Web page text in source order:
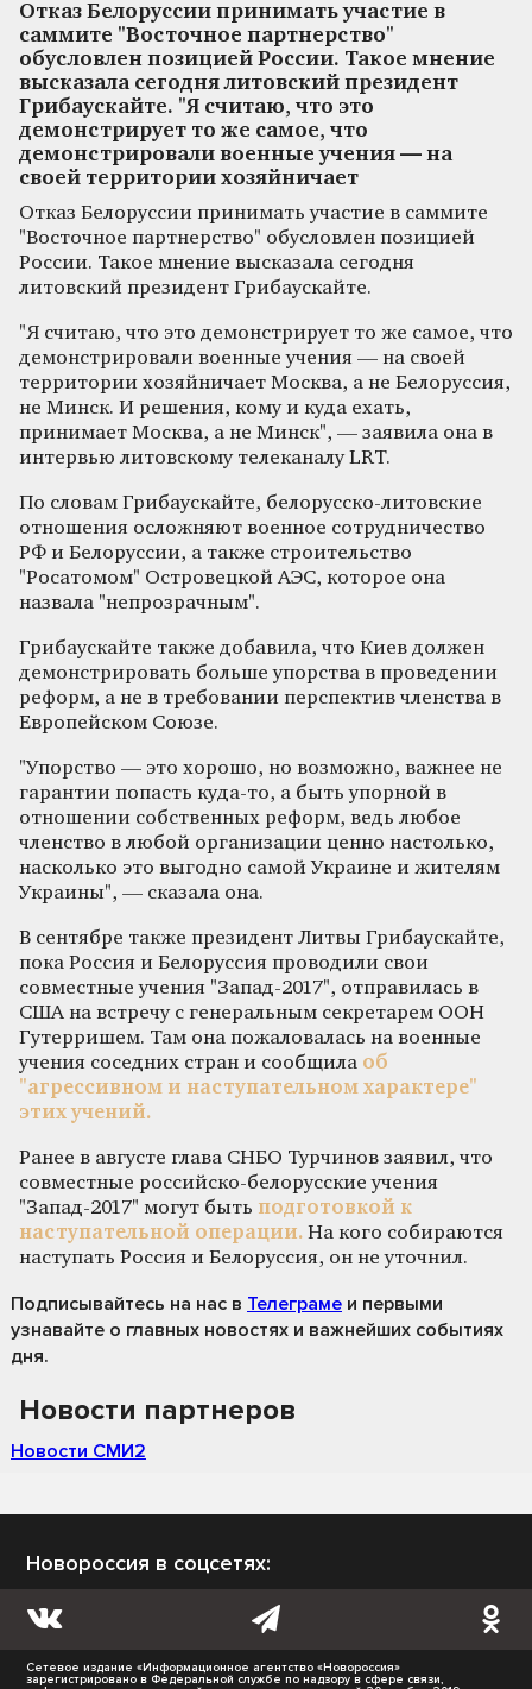
Отказ Белоруссии принимать участие в
саммите "Восточное партнерство"
обусловлен позицией России. Такое мнение
высказала сегодня литовский президент
Грибаускайте. "Я считаю, что это
демонстрирует то же самое, что
демонстрировали военные учения — на
своей территории хозяйничает
Отказ Белоруссии принимать участие в саммите
"Восточное партнерство" обусловлен позицией
России. Такое мнение высказала сегодня
литовский президент Грибаускайте.
"Я считаю, что это демонстрирует то же самое, что
демонстрировали военные учения — на своей
территории хозяйничает Москва, а не Белоруссия,
не Минск. И решения, кому и куда ехать,
принимает Москва, а не Минск", — заявила она в
интервью литовскому телеканалу LRT.
По словам Грибаускайте, белорусско-литовские
отношения осложняют военное сотрудничество
РФ и Белоруссии, а также строительство
"Росатомом" Островецкой АЭС, которое она
назвала "непрозрачным".
Грибаускайте также добавила, что Киев должен
демонстрировать больше упорства в проведении
реформ, а не в требовании перспектив членства в
Европейском Союзе.
"Упорство — это хорошо, но возможно, важнее не
гарантии попасть куда-то, а быть упорной в
отношении собственных реформ, ведь любое
членство в любой организации ценно настолько,
насколько это выгодно самой Украине и жителям
Украины", — сказала она.
В сентябре также президент Литвы Грибаускайте,
пока Россия и Белоруссия проводили свои
совместные учения "Запад-2017", отправилась в
США на встречу с генеральным секретарем ООН
Гутерришем. Там она пожаловалась на военные
учения соседних стран и сообщила об
"агрессивном и наступательном характере"
этих учений.
Ранее в августе глава СНБО Турчинов заявил, что
совместные российско-белорусские учения
"Запад-2017" могут быть подготовкой к
наступательной операции. На кого собираются
наступать Россия и Белоруссия, он не уточнил.
Подписывайтесь на нас в Телеграме и первыми
узнавайте о главных новостях и важнейших событиях
дня.
Новости партнеров
Новости СМИ2
Новороссия в соцсетях:
Сетевое издание «Информационное агентство «Новороссия»
зарегистрировано в Федеральной службе по надзору в сфере связи,